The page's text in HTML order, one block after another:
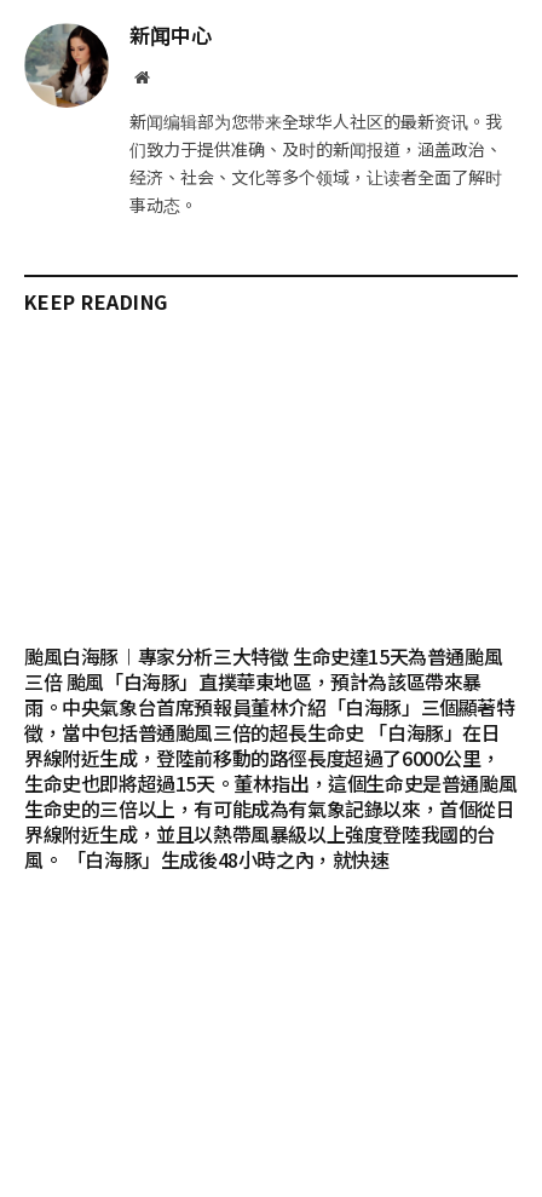
新闻中心
网
新闻编辑部为您带来全球华人社区的最新资讯。我
们致力于提供准确、及时的新闻报道，涵盖政治、
经济、社会、文化等多个领域，让读者全面了解时
事动态。
KEEP READING
颱風白海豚︱專家分析三大特徵 生命史達15天為普通颱風
三倍 颱風「白海豚」直撲華東地區，預計為該區帶來暴
雨。中央氣象台首席預報員董林介紹「白海豚」三個顯著特
徵，當中包括普通颱風三倍的超長生命史 「白海豚」在日
界線附近生成，登陸前移動的路徑長度超過了6000公里，
生命史也即將超過15天。董林指出，這個生命史是普通颱風
生命史的三倍以上，有可能成為有氣象記錄以來，首個從日
界線附近生成，並且以熱帶風暴級以上強度登陸我國的台
風。 「白海豚」生成後48小時之內，就快速